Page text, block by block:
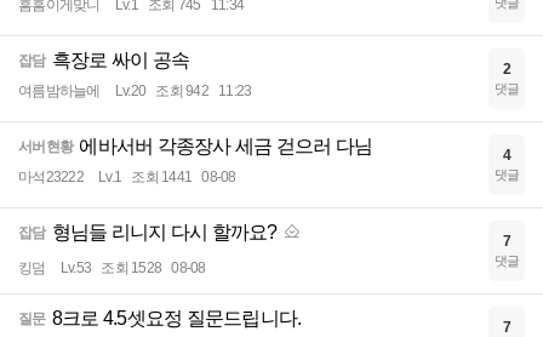
흠흠이게맞니 Lv.1 조회 745 11:34
잡담 흑장로 싸이 공속
여름밤하늘에 Lv.20 조회 942 11:23
2
댓글
서버현황 에바서버 각종장사 세금 걷으러 다님
마석23222 Lv.1 조회 1441 08-08
4
댓글
잡담 형님들 리니지 다시 할까요?
킹덤 Lv.53 조회 1528 08-08
7
댓글
질문 8크로 4.5셋요정 질문드립니다. 7